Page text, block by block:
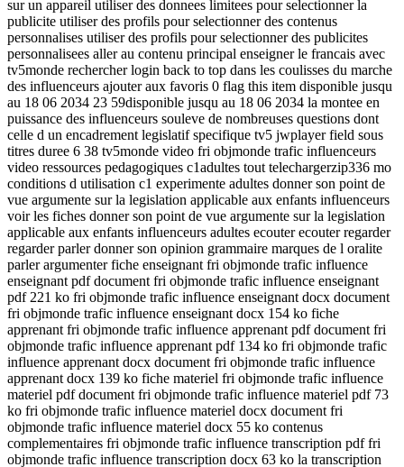
sur un appareil utiliser des donnees limitees pour selectionner la
publicite utiliser des profils pour selectionner des contenus
personnalises utiliser des profils pour selectionner des publicites
personnalisees aller au contenu principal enseigner le francais avec
tv5monde rechercher login back to top dans les coulisses du marche
des influenceurs ajouter aux favoris 0 flag this item disponible jusqu
au 18 06 2034 23 59disponible jusqu au 18 06 2034 la montee en
puissance des influenceurs souleve de nombreuses questions dont
celle d un encadrement legislatif specifique tv5 jwplayer field sous
titres duree 6 38 tv5monde video fri objmonde trafic influenceurs
video ressources pedagogiques c1adultes tout telechargerzip336 mo
conditions d utilisation c1 experimente adultes donner son point de
vue argumente sur la legislation applicable aux enfants influenceurs
voir les fiches donner son point de vue argumente sur la legislation
applicable aux enfants influenceurs adultes ecouter ecouter regarder
regarder parler donner son opinion grammaire marques de l oralite
parler argumenter fiche enseignant fri objmonde trafic influence
enseignant pdf document fri objmonde trafic influence enseignant
pdf 221 ko fri objmonde trafic influence enseignant docx document
fri objmonde trafic influence enseignant docx 154 ko fiche
apprenant fri objmonde trafic influence apprenant pdf document fri
objmonde trafic influence apprenant pdf 134 ko fri objmonde trafic
influence apprenant docx document fri objmonde trafic influence
apprenant docx 139 ko fiche materiel fri objmonde trafic influence
materiel pdf document fri objmonde trafic influence materiel pdf 73
ko fri objmonde trafic influence materiel docx document fri
objmonde trafic influence materiel docx 55 ko contenus
complementaires fri objmonde trafic influence transcription pdf fri
objmonde trafic influence transcription docx 63 ko la transcription